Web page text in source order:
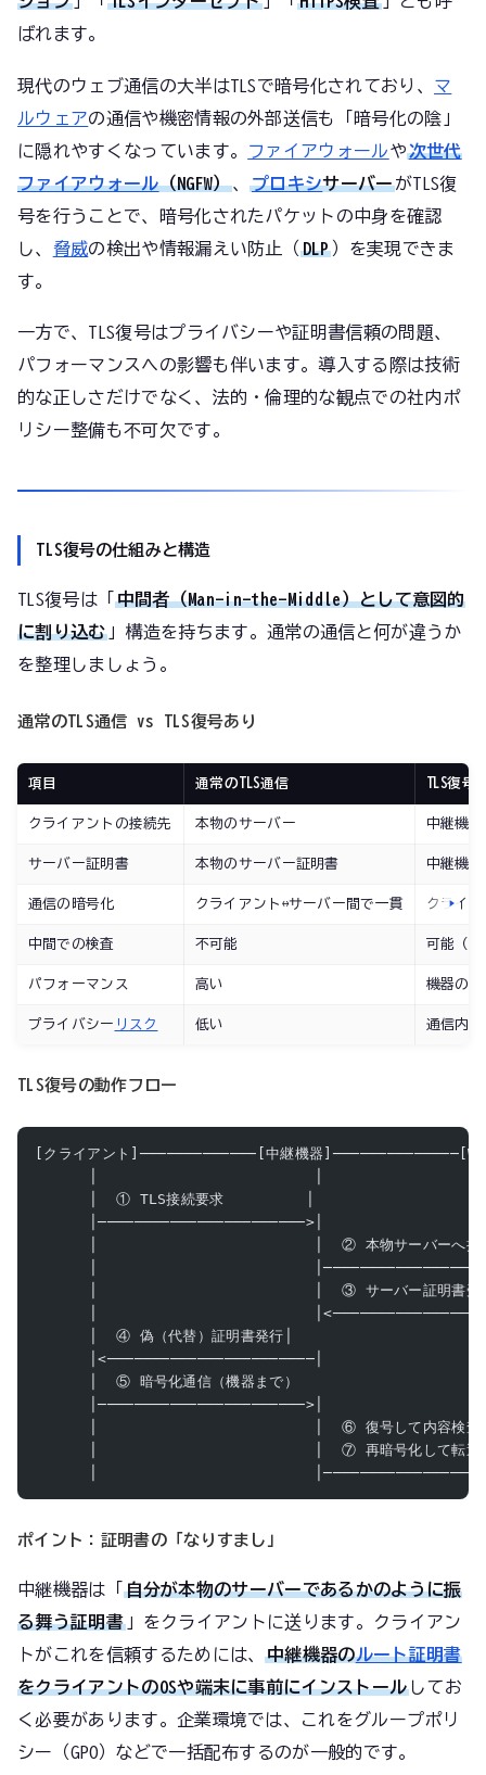
ばれます。
現代のウェブ通信の大半はTLSで暗号化されており、 マ
ルウェアの通信や機密情報の外部送信も「暗号化の陰」
に隠れやすくなっています。
ファイアウォールや次世代
ファイアウォール（NGFW）、プロキシサーバーがTLS復
号を行うことで、暗号化されたパケットの中身を確認
し、 脅威の検出や情報漏えい防止（DLP ）を実現できま
す。
一方で、TLS復号はプライバシーや証明書信頼の問題、
パフォーマンスへの影響も伴います。導入する際は技術
的な正しさだけでなく、法的・倫理的な観点での社内ポ
リシー整備も不可欠です。
TLS復号の仕組みと構造
TLS復号は「中間者（Man-in-the-Middle）として意図的
に割り込む 」構造を持ちます。通常の通信と何が違うか
を整理しましょう。
通常のTLS通信 vs TLS復号あり
項目 通常のTLS通信 TLS復号
クライアントの接続先 本物のサーバー 中継機
サーバー証明書 本物のサーバー証明書 中継機
通信の暗号化 クライアント↔サーバー間で一貫 クライ
中間での検査 不可能 可能（
パフォーマンス 高い 機器の
プライバシー リスク 低い 通信内
TLS復号の動作フロー
[クライアント]─────────────[中継機器
│  ① TLS接続要求         │
│───────────────────────>│
│                        │  ② 本物サーバーへ接
│
│                        │  ③ サーバー証明書受
│
│  ④ 偽（代替）証明書発行│
│<───────────────────────│
│  ⑤ 暗号化通信（機器まで）
│───────────────────────>│
│                        │  ⑥ 復号して内容検査
│                        │  ⑦ 再暗号化して転送
│
ポイント：証明書の「なりすまし」
中継機器は「 自分が本物のサーバーであるかのように振
る舞う証明書」をクライアントに送ります。クライアン
トがこれを信頼するためには、中継機器のルート証明書
をクライアントのOSや端末に事前にインストールしてお
く必要があります。企業環境では、これをグループポリ
シー（GPO）などで一括配布するのが一般的です。